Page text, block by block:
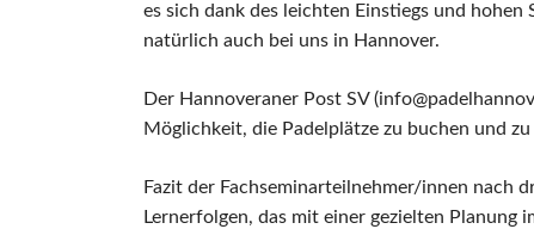
es sich dank des leichten Einstiegs und
natürlich auch bei uns in Hannover.
Der Hannoveraner Post SV
Möglichkeit, die Padelplätze zu buchen und
Fazit der Fachseminarteilnehmer/innen nach
Lernerfolgen, das mit einer gezielten Planung